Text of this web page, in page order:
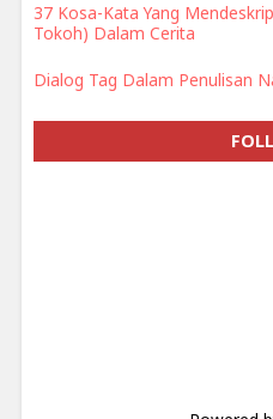
37 Kosa-Kata Yang
Tokoh) Dalam Cerita
Dialog Tag Dalam Penulisan